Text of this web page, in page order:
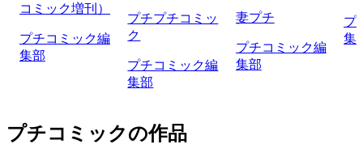
コミック増刊）
プチコミック編
集部
プチプチコミッ
ク
プチコミック編
集部
妻プチ
プチコミック編
集部
プ
集
プチコミックの作品